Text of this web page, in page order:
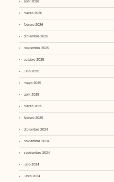
abril 2026
marzo 2026
febrero 2026
diciembre 2025
noviembre 2025
octubre 2025
julio 2025
mayo 2025
abril 2025
marzo 2025
febrero 2025
diciembre 2024
noviembre 2024
septiembre 2024
julio 2024
junio 2024